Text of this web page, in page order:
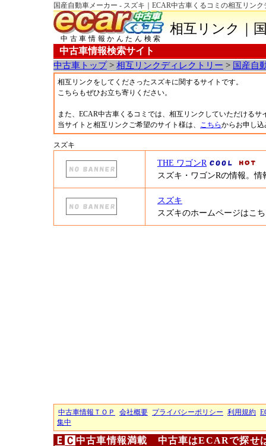
国産自動車メーカー - スズキ｜ECAR中古車くるコミの相互リン
中古車情報かんたん検索
相互リンク｜
中古車情報検索サイト
中古車トップ> 相互リンクディレクトリー > 国産自
相互リンクをしてくださったスズキに関するサイトです。
こちらもぜひお立ち寄りください。
また、ECAR中古車くるコミでは、相互リンクしていただけるサ
当サイトと相互リンクご希望のサイト様は、 こちらからお申し
スズキ
THE ワゴンR
スズキ・ワゴンRの情報。
スズキ
スズキのホームページはこ
中古車情報ＴＯＰ 会社概要 プライバシーポリシー 利用規約
集中
中古車情報満載 中古車はECARで探せ